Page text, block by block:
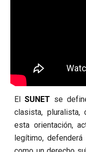
ElSUNET se
clasista, pluralista,
esta orientación,
legítimo,